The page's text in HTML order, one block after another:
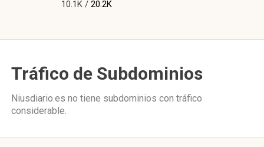
10.1K / 20.2K
Tráfico de Subdominios
Niusdiario.es no tiene subdominios con tráfico
considerable.